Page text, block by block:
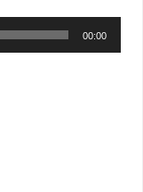
00:00